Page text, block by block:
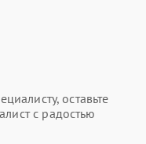
оставьте
с радостью